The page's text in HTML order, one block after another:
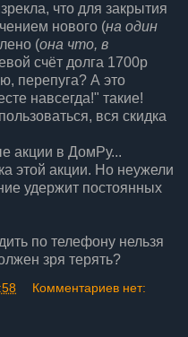
что для закрытия
нового (на один
(она что, в
счёт долга 1700р
перепуга? А это
навсегда!" такие!
вся скидка
акции в ДомРу...
этой акции. Но неужели
удержит постоянных
по телефону нельзя
зря терять?
Комментариев нет: